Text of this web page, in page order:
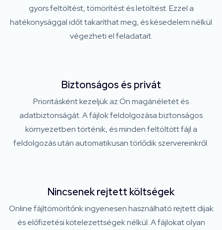
gyors feltöltést, tömörítést és letöltést. Ezzel a
hatékonysággal időt takaríthat meg, és késedelem nélkül
végezheti el feladatait.
Biztonságos és privát
Prioritásként kezeljük az Ön magánéletét és
adatbiztonságát. A fájlok feldolgozása biztonságos
környezetben történik, és minden feltöltött fájl a
feldolgozás után automatikusan törlődik szervereinkről.
Nincsenek rejtett költségek
Online fájltömörítőnk ingyenesen használható rejtett díjak
és előfizetési kötelezettségek nélkül. A fájlokat olyan